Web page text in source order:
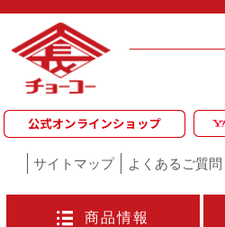
サイトマップ よくあるご質問
商品情報